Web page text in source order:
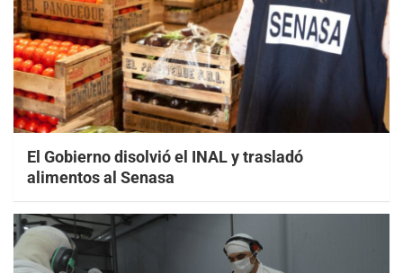
El Gobierno disolvió el INAL y trasladó
alimentos al Senasa